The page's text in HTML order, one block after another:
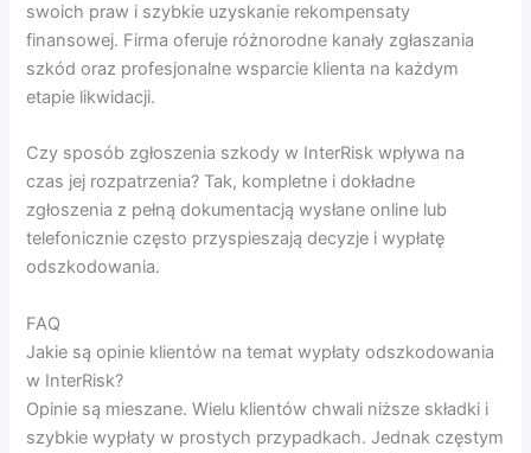
swoich praw i szybkie uzyskanie rekompensaty
finansowej. Firma oferuje różnorodne kanały zgłaszania
szkód oraz profesjonalne wsparcie klienta na każdym
etapie likwidacji.
Czy sposób zgłoszenia szkody w InterRisk wpływa na
czas jej rozpatrzenia? Tak, kompletne i dokładne
zgłoszenia z pełną dokumentacją wysłane online lub
telefonicznie często przyspieszają decyzje i wypłatę
odszkodowania.
FAQ
Jakie są opinie klientów na temat wypłaty odszkodowania
w InterRisk?
Opinie są mieszane. Wielu klientów chwali niższe składki i
szybkie wypłaty w prostych przypadkach. Jednak częstym